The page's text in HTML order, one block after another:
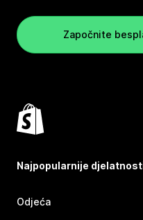
Započnite
Najpopularnije
Odjeća